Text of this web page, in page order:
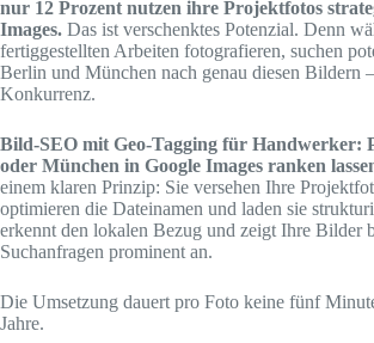
nur 12 Prozent nutzen ihre Projektfotos
Images. Das ist verschenktes Potenzial. Denn
fertiggestellten Arbeiten fotografieren, suchen
Berlin und München nach genau diesen Bildern
Konkurrenz.
Bild-SEO mit Geo-Tagging für Handwerker:
oder München in Google Images ranken
einem klaren Prinzip: Sie versehen Ihre
optimieren die Dateinamen und laden sie
erkennt den lokalen Bezug und zeigt Ihre Bilder
Suchanfragen prominent an.
Die Umsetzung dauert pro Foto keine fünf
Jahre.